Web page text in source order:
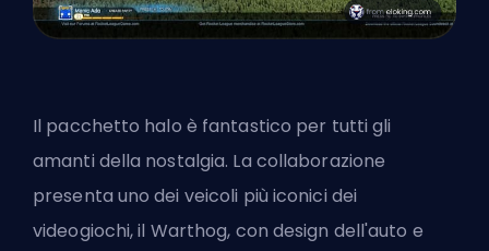
Il pacchetto halo è fantastico per tutti gli
amanti della nostalgia. La collaborazione
presenta uno dei veicoli più iconici dei
videogiochi, il Warthog, con design dell'auto e